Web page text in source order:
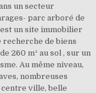
un secteur
parc arboré de
est un site immobilier
de biens
260 m² au sol , sur un
Au même niveau,
nombreuses
centre ville, belle